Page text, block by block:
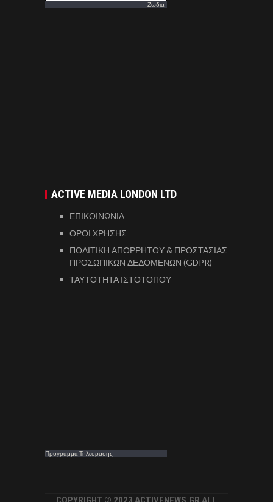
Ζωδια
ACTIVE MEDIA LONDON LTD
ΕΠΙΚΟΙΝΩΝΙΑ
ΟΡΟΙ ΧΡΗΣΗΣ
ΠΟΛΙΤΙΚΗ ΑΠΟΡΡΗΤΟΥ & ΠΡΟΣΤΑΣΙΑΣ
ΠΡΟΣΩΠΙΚΩΝ ΔΕΔΟΜΕΝΩΝ (GDPR)
ΤΑΥΤΟΤΗΤΑ ΙΣΤΟΤΟΠΟΥ
Προγραμμα Τηλεορασης